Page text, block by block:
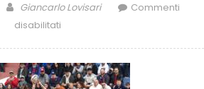
Giancarlo Lovisari
Commenti
disabilitati